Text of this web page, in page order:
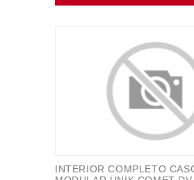
INTERIOR COMPLETO